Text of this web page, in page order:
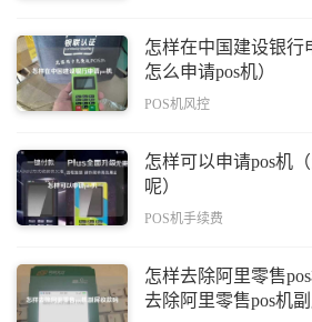
怎样在中国建设银行
怎么申请pos机）
POS机风控
怎样可以申请pos机
呢）
POS机手续费
怎样去除阿里零售
去除阿里零售pos机